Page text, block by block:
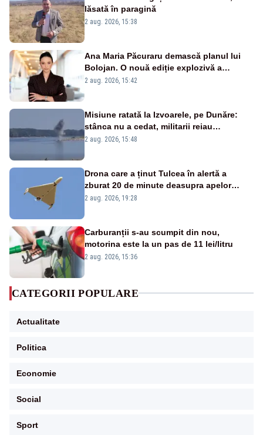
lăsată în paragină
2 aug. 2026, 15:38
Ana Maria Păcuraru demască planul lui
Bolojan. O nouă ediție explozivă a
emisiunii „Miza Zilei” la Realitatea PLUS
2 aug. 2026, 15:42
Misiune ratată la Izvoarele, pe Dunăre:
stânca nu a cedat, militarii reiau
detonările luni – VIDEO
2 aug. 2026, 15:48
Drona care a ținut Tulcea în alertă a
zburat 20 de minute deasupra apelor
României. Au fost ridicate două F-16
2 aug. 2026, 19:28
Carburanții s-au scumpit din nou,
motorina este la un pas de 11 lei/litru
2 aug. 2026, 15:36
CATEGORII POPULARE
Actualitate
Politica
Economie
Social
Sport